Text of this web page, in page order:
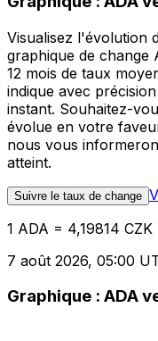
Visualisez l'évolution
graphique de change
12 mois de taux
indique avec
instant. Souhaitez-
évolue en votre
nous vous
atteint.
Suivre le taux de change
1 ADA = 4,19814 CZK
7 août 2026, 05:00
Graphique : ADA